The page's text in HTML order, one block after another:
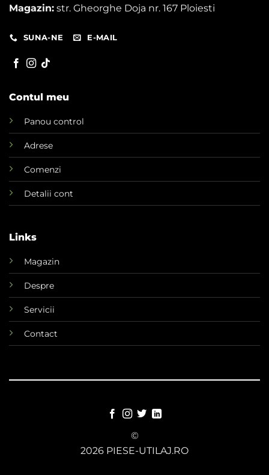
Magazin: str. Gheorghe Doja nr. 167 Ploiesti
SUNA-NE E-MAIL
Contul meu
Panou control
Adrese
Comenzi
Detalii cont
Links
Magazin
Despre
Servicii
Contact
©
2026 PIESE-UTILAJ.RO